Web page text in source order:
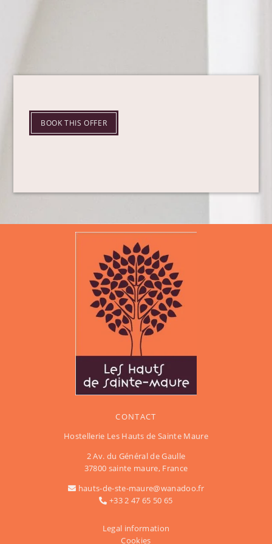
BOOK THIS OFFER
CONTACT
Hostellerie Les Hauts de Sainte Maure
2 Av. du Général de Gaulle
37800 sainte maure, France
hauts-de-ste-maure@wanadoo.fr
+33 2 47 65 50 65
Legal information
Cookies